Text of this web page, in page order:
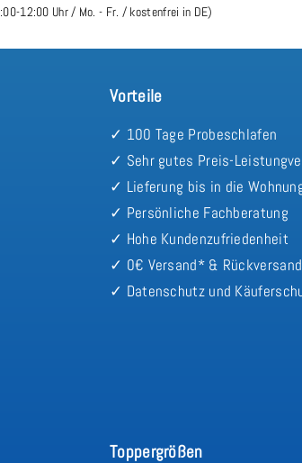
12:00 Uhr / Mo. - Fr. / kostenfrei in DE)
Vorteile
✓ 100 Tage Probeschlafen
✓ Sehr gutes Preis-
✓ Lieferung bis in die
✓ Persönliche Fachberatung
✓ Hohe Kundenzufriedenheit
✓ 0€ Versand* & Rückversand
✓ Datenschutz und
Toppergrößen